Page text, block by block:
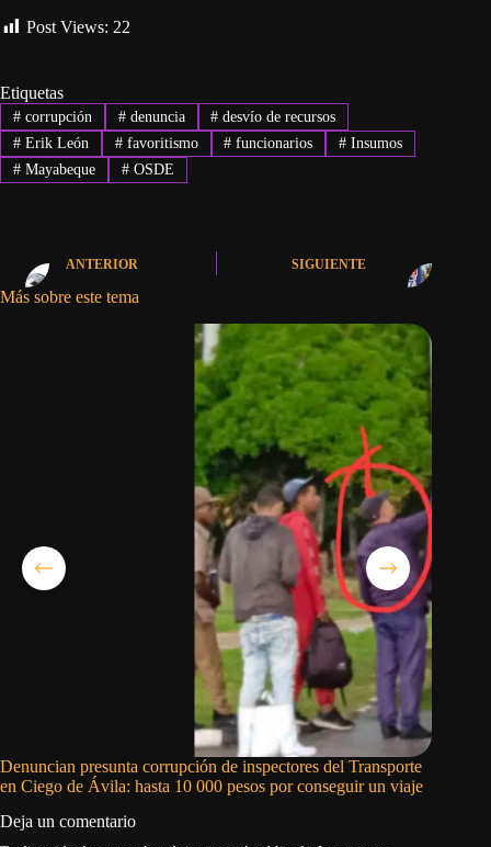
Post Views: 22
Etiquetas
#corrupción #denuncia # desvío de recursos
#Erik León #favoritismo # funcionarios # Insumos
#Mayabeque #OSDE
ANTERIOR SIGUIENTE
Más sobre este tema
Denuncian presunta corrupción de inspectores del Transporte
en Ciego de Ávila: hasta 10 000 pesos por conseguir un viaje
Deja un comentario